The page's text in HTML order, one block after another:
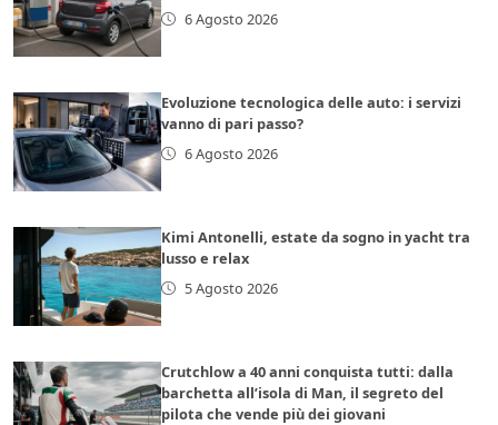
6 Agosto 2026
Evoluzione tecnologica delle auto: i servizi
vanno di pari passo?
6 Agosto 2026
Kimi Antonelli, estate da sogno in yacht tra
lusso e relax
5 Agosto 2026
Crutchlow a 40 anni conquista tutti: dalla
barchetta all’isola di Man, il segreto del
pilota che vende più dei giovani